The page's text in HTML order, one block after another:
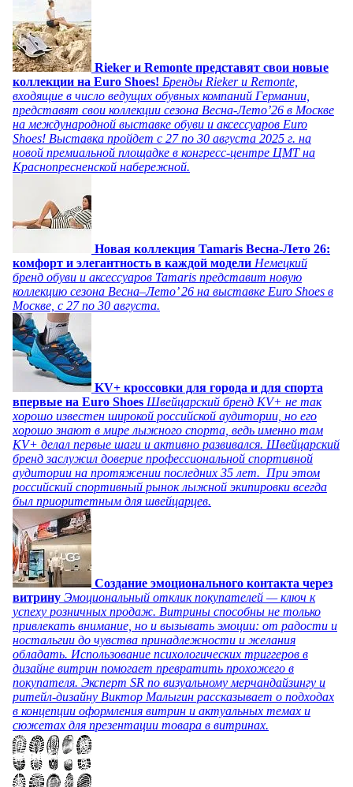
Rieker и Remonte представят свои новые
коллекции на Euro Shoes! Бренды Rieker и Remonte,
входящие в число ведущих обувных компаний Германии,
представят свои коллекции сезона Весна-Лето’26 в Москве
на международной выставке обуви и аксессуаров Euro
Shoes! Выставка пройдет c 27 по 30 августа 2025 г. на
новой премиальной площадке в конгресс-центре ЦМТ на
Краснопресненской набережной.
Новая коллекция Tamaris Весна-Лето 26:
комфорт и элегантность в каждой модели Немецкий
бренд обуви и аксессуаров Tamaris представит новую
коллекцию сезона Весна–Лето’ 26 на выставке Euro Shoes в
Москве, с 27 по 30 августа.
KV+ кроссовки для города и для спорта
впервые на Euro Shoes Швейцарский бренд KV+ не так
хорошо известен широкой российской аудитории, но его
хорошо знают в мире лыжного спорта, ведь именно там
KV+ делал первые шаги и активно развивался. Швейцарский
бренд заслужил доверие профессиональной спортивной
аудитории на протяжении последних 35 лет. При этом
российский спортивный рынок лыжной экипировки всегда
был приоритетным для швейцарцев.
Создание эмоционального контакта через
витрину Эмоциональный отклик покупателей — ключ к
успеху розничных продаж. Витрины способны не только
привлекать внимание, но и вызывать эмоции: от радости и
ностальгии до чувства принадлежности и желания
обладать. Использование психологических триггеров в
дизайне витрин помогает превратить прохожего в
покупателя. Эксперт SR по визуальному мерчандайзингу и
ритейл-дизайну Виктор Малыгин рассказывает о подходах
в концепции оформления витрин и актуальных темах и
сюжетах для презентации товара в витринах.